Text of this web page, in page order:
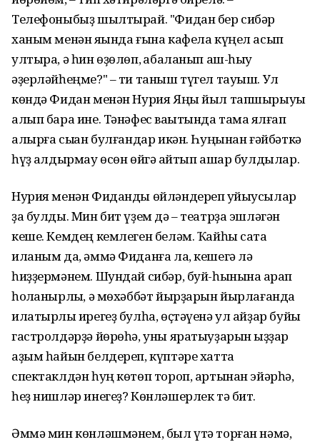
Телефоныбыҙ шылтырай. "Фидан бер сибәр
ханым менән яҡында ғына кафела күңел асып
ултыра, ә һин өҙөлөп, ҡабаланып аш-һыу
әҙерләйһеңме?" – ти таныш түгел тауыш. Ул
көндә Фидан менән Нурия Яңы йыл тапшырыуы
алып бара ине. Тәнәфес ваҡытында тамаҡ ялғап
алырға сыҡҡан булғандар икән. Һуңынан ғәйбәткә
һүҙ ҡалдырмау өсөн өйгә ҡайтып ашар булдылар.
Нурия менән Фиданды өйләндереп ҡуйыусылар
ҙа булды. Мин бит үҙем дә – театрҙа эшләгән
кеше. Кемдең кемлеген беләм. Ҡайһы саҡта
иланым да, әммә Фиданға ла, кешегә лә
һиҙҙермәнем. Шундай сибәр, буй-һынына ҡарап
һоҡланырлыҡ, ә мөхәббәт йырҙарын йырлағанда
илатырлыҡ ирегеҙ булһа, өҫтәүенә ул айҙар буйы
гастролдәрҙә йөрөһә, уны яратыуҙарын ҡыҙҙар
аҙым һайын белдереп, күптәре хатта
спектаклдән һуң көтөп тороп, артынан эйәрһә,
һеҙ нишләр инегеҙ? Көнләшерлек тә бит.
Әммә мин көнләшмәнем, был үтә торған нәмә,